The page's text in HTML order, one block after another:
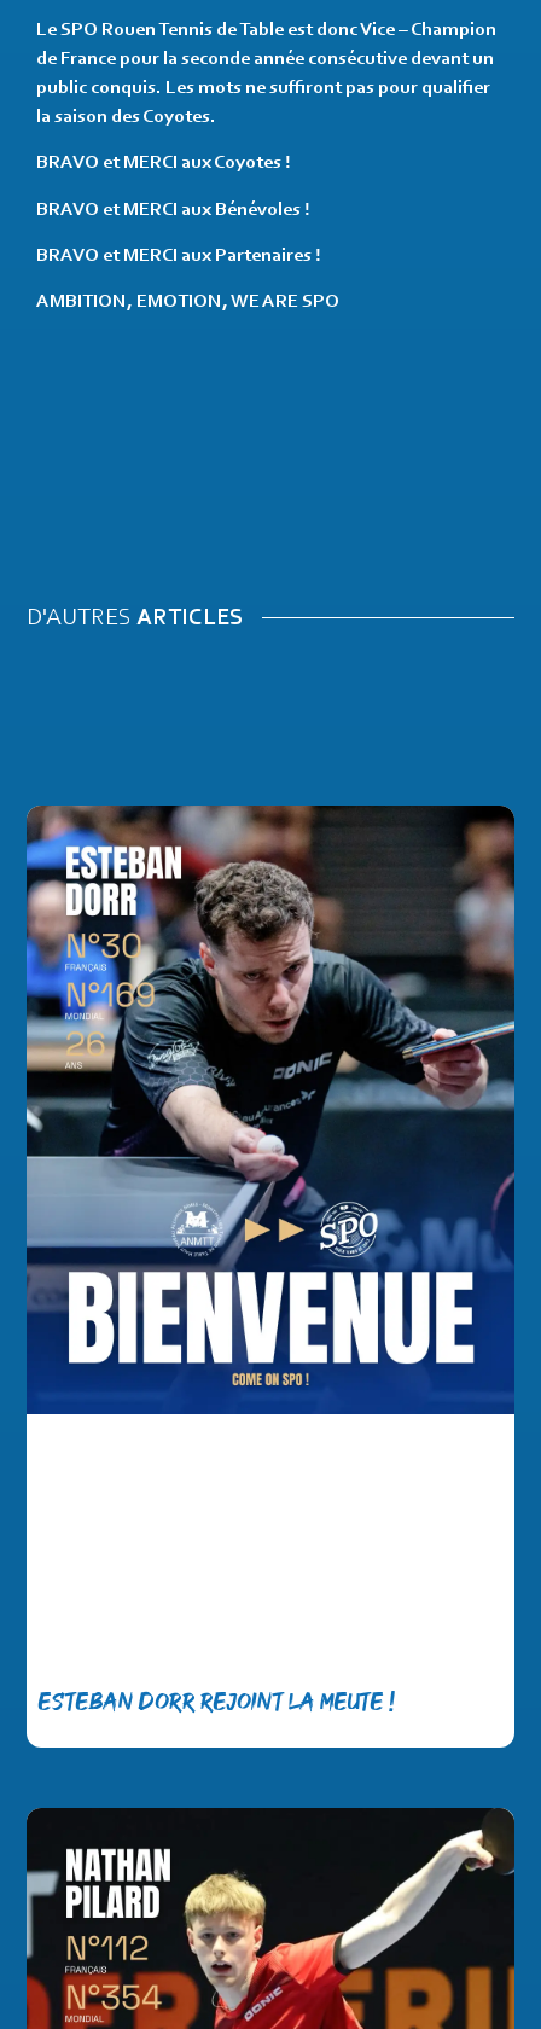
Le SPO Rouen Tennis de Table est donc Vice – Champion
de France pour la seconde année consécutive devant un
public conquis. Les mots ne suffiront pas pour qualifier
la saison des Coyotes.
BRAVO et MERCI aux Coyotes !
BRAVO et MERCI aux Bénévoles !
BRAVO et MERCI aux Partenaires !
AMBITION, EMOTION, WE ARE SPO
D'AUTRESARTICLES
Esteban Dorr rejoint la meute !